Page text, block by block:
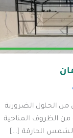
الحلول الضرورية
من الظروف المناخية
الحارقة […]